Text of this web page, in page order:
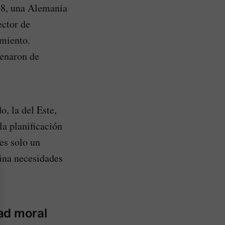
una Alemania
de
de
la del Este,
planificación
solo un
necesidades
moral